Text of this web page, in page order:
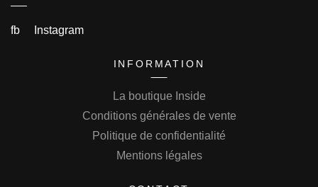
fb Instagram
INFORMATION
La boutique Inside
Conditions générales de vente
Politique de confidentialité
Mentions légales